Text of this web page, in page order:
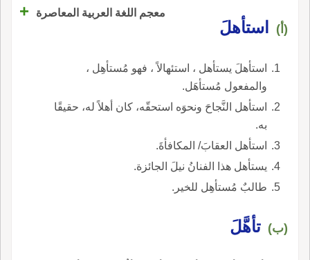
معجم اللغة العربية المعاصرة +
(أ) استأهلَ
استأهلَ يستأهل ، استئهالاً ، فهو مُستأهِل ،
والمفعول مُستأهَل.
استأهل النَّجاحَ ونحوَه استحقّه، كان أهلاً له، حقيقًا
به.
استأهل العقابَ/ المكافأةَ.
يستأهل هذا الفنانُ نيلَ الجائزة.
طالبٌ مُستأهِل للخير.
(ب) تأهَّلَ